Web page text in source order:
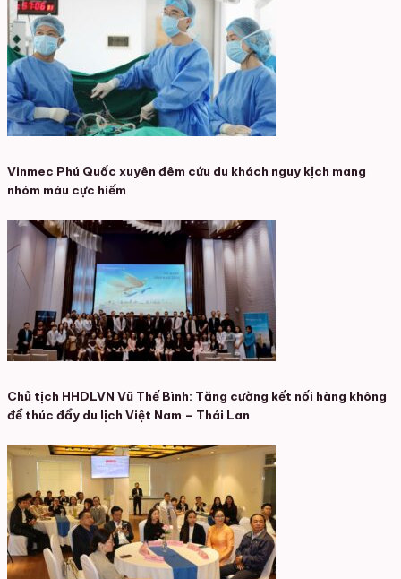
Vinmec Phú Quốc xuyên đêm cứu du khách nguy kịch mang
nhóm máu cực hiếm
Chủ tịch HHDLVN Vũ Thế Bình: Tăng cường kết nối hàng không
để thúc đẩy du lịch Việt Nam – Thái Lan